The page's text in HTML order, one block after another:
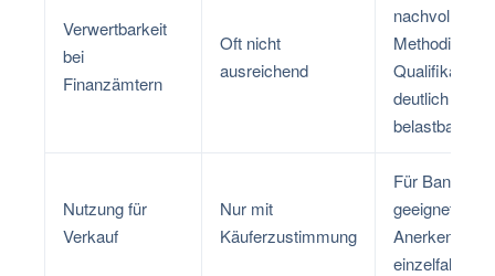
Verwertbarkeit
bei
Finanzämtern
Oft nicht
ausreichend
Methodik und
Qualifikation
deutlich
belastbarer
Nutzung für
Verkauf
Nur mit
Käuferzustimmung
Für
geeignet,
Anerkennung